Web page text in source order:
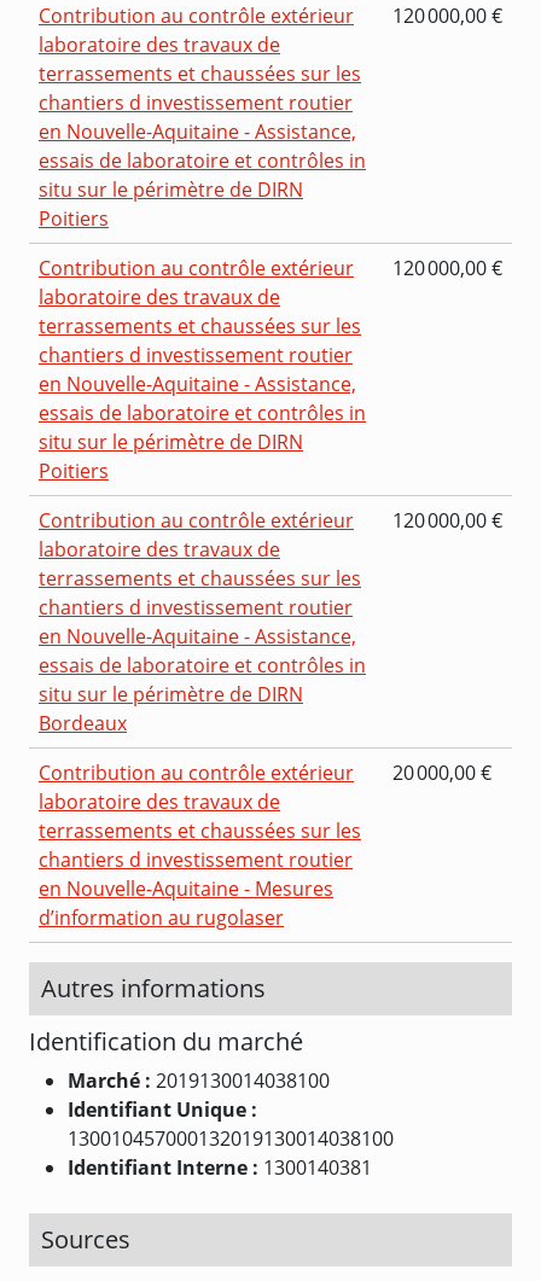
Contribution au contrôle extérieur
laboratoire des travaux de
terrassements et chaussées sur les
chantiers d investissement routier
en Nouvelle-Aquitaine - Assistance,
essais de laboratoire et contrôles in
situ sur le périmètre de DIRN
Poitiers
120 000,00 €
Contribution au contrôle extérieur
laboratoire des travaux de
terrassements et chaussées sur les
chantiers d investissement routier
en Nouvelle-Aquitaine - Assistance,
essais de laboratoire et contrôles in
situ sur le périmètre de DIRN
Poitiers
120 000,00 €
Contribution au contrôle extérieur
laboratoire des travaux de
terrassements et chaussées sur les
chantiers d investissement routier
en Nouvelle-Aquitaine - Assistance,
essais de laboratoire et contrôles in
situ sur le périmètre de DIRN
Bordeaux
120 000,00 €
Contribution au contrôle extérieur
laboratoire des travaux de
terrassements et chaussées sur les
chantiers d investissement routier
en Nouvelle-Aquitaine - Mesures
d’information au rugolaser
20 000,00 €
Autres informations
Identification du marché
Marché : 2019130014038100
Identifiant Unique :
130010457000132019130014038100
Identifiant Interne : 1300140381
Sources